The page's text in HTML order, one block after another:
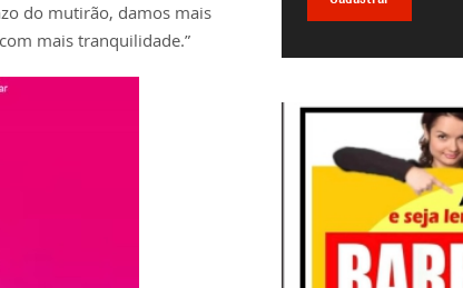
do mutirão, damos mais
mais tranquilidade.”